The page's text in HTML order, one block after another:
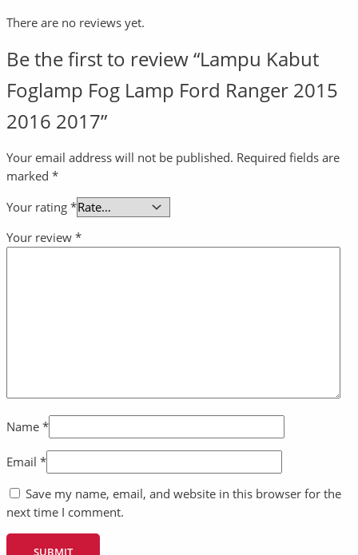
There are no reviews yet.
Be the first to review “Lampu Kabut
Foglamp Fog Lamp Ford Ranger 2015
2016 2017”
Your email address will not be published. Required fields are
marked *
Your rating *
Your review *
Name *
Email *
Save my name, email, and website in this browser for the
next time I comment.